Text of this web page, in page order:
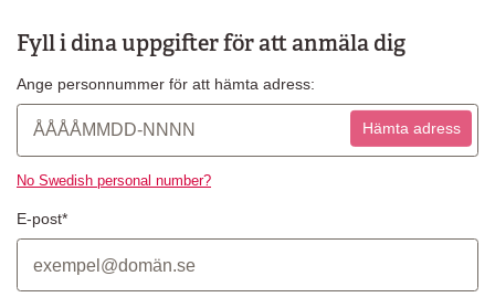
Fyll i dina uppgifter för att anmäla dig
Ange personnummer för att hämta adress:
Hämta adress
No Swedish personal number?
E-post*